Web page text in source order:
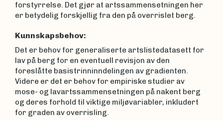
forstyrrelse. Det gjør at artssammensetningen her
er betydelig forskjellig fra den på overrislet berg.
Kunnskapsbehov:
Det er behov for generaliserte artslistedatasett for
lav på berg for en eventuell revisjon av den
foreslåtte basistrinninndelingen av gradienten.
Videre er det er behov for empiriske studier av
mose- og lavartssammensetningen på nakent berg
og deres forhold til viktige miljøvariabler, inkludert
for graden av overrisling.